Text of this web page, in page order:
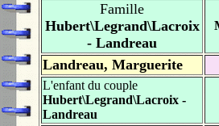
Famille
Hubert\Legrand\Lacroix
- Landreau
Landreau, Marguerite
L'enfant du couple
Hubert\Legrand\Lacroix -
Landreau